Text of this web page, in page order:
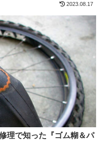
2023.08.17
理で知った『ゴム糊＆パ